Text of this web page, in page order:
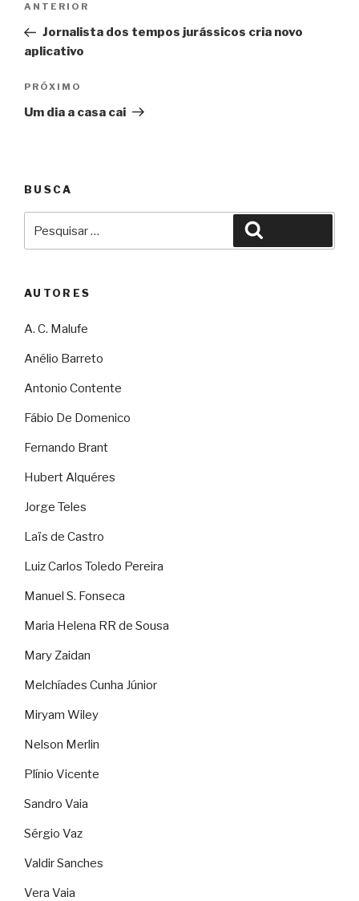
Post
Anterior
ANTERIOR
Jornalista dos tempos jurássicos cria novo
aplicativo
Próximo
PRÓXIMO
Um dia a casa cai
BUSCA
AUTORES
A. C. Malufe
Anélio Barreto
Antonio Contente
Fábio De Domenico
Fernando Brant
Hubert Alquéres
Jorge Teles
Laïs de Castro
Luiz Carlos Toledo Pereira
Manuel S. Fonseca
Maria Helena RR de Sousa
Mary Zaidan
Melchíades Cunha Júnior
Miryam Wiley
Nelson Merlin
Plínio Vicente
Sandro Vaia
Sérgio Vaz
Valdir Sanches
Vera Vaia